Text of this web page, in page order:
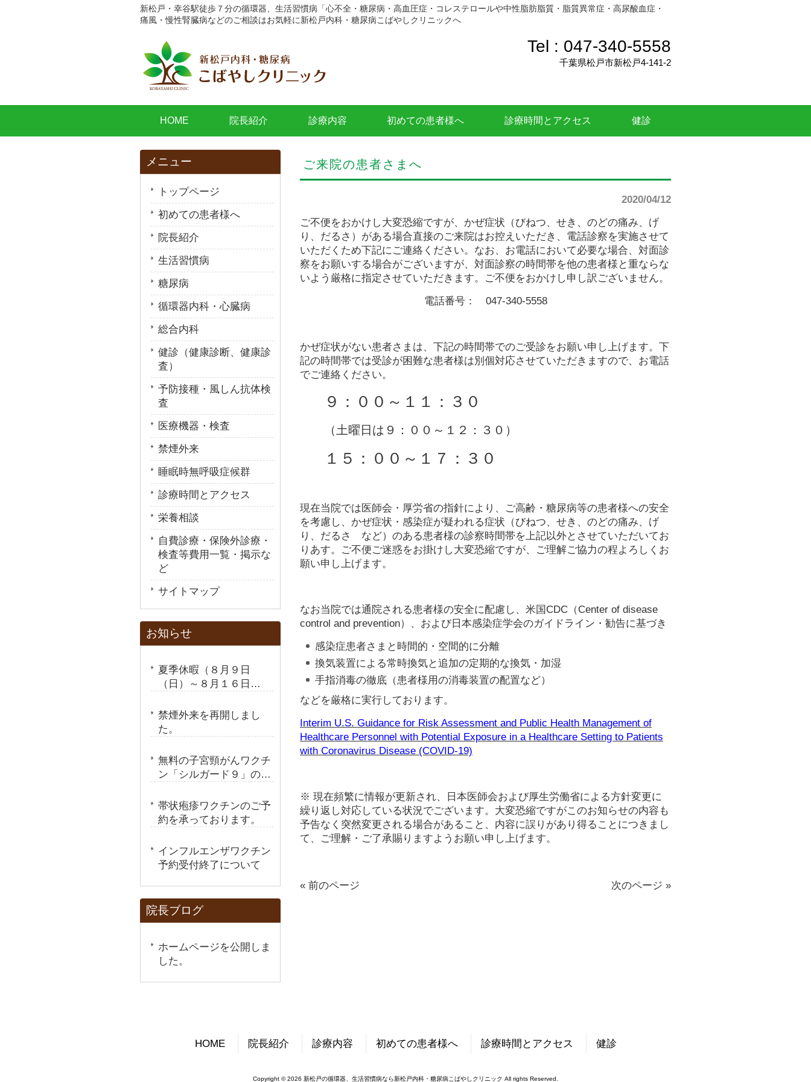
新松戸・幸谷駅徒歩７分の循環器、生活習慣病「心不全・糖尿病・高血圧症・コレステロールや中性脂肪脂質・脂質異常症・高尿酸血症・
痛風・慢性腎臓病などのご相談はお気軽に新松戸内科・糖尿病こばやしクリニックへ
Tel : 047-340-5558
千葉県松戸市新松戸4-141-2
HOME 院長紹介 診療内容 初めての患者様へ 診療時間とアクセス 健診
ご来院の患者さまへ
2020/04/12
ご不便をおかけし大変恐縮ですが、かぜ症状（びねつ、せき、のどの痛み、げ
り、だるさ）がある場合直接のご来院はお控えいただき、電話診察を実施させて
いただくため下記にご連絡ください。なお、お電話において必要な場合、対面診
察をお願いする場合がございますが、対面診察の時間帯を他の患者様と重ならな
いよう厳格に指定させていただきます。ご不便をおかけし申し訳ございません。
電話番号： 047-340-5558
かぜ症状がない患者さまは、下記の時間帯でのご受診をお願い申し上げます。下
記の時間帯では受診が困難な患者様は別個対応させていただきますので、お電話
でご連絡ください。
９：００～１１：３０
（土曜日は９：００～１２：３０）
１５：００～１７：３０
現在当院では医師会・厚労省の指針により、ご高齢・糖尿病等の患者様への安全
を考慮し、かぜ症状・感染症が疑われる症状（びねつ、せき、のどの痛み、げ
り、だるさ など）のある患者様の診察時間帯を上記以外とさせていただいてお
りあす。ご不便ご迷惑をお掛けし大変恐縮ですが、ご理解ご協力の程よろしくお
願い申し上げます。
なお当院では通院される患者様の安全に配慮し、米国CDC（Center of disease
control and prevention）、および日本感染症学会のガイドライン・勧告に基づき
感染症患者さまと時間的・空間的に分離
換気装置による常時換気と追加の定期的な換気・加湿
手指消毒の徹底（患者様用の消毒装置の配置など）
などを厳格に実行しております。
Interim U.S. Guidance for Risk Assessment and Public Health Management of
Healthcare Personnel with Potential Exposure in a Healthcare Setting to Patients
with Coronavirus Disease (COVID-19)
※ 現在頻繁に情報が更新され、日本医師会および厚生労働省による方針変更に
繰り返し対応している状況でございます。大変恐縮ですがこのお知らせの内容も
予告なく突然変更される場合があること、内容に誤りがあり得ることにつきまし
て、ご理解・ご了承賜りますようお願い申し上げます。
« 前のページ 次のページ »
メニュー
トップページ
初めての患者様へ
院長紹介
生活習慣病
糖尿病
循環器内科・心臓病
総合内科
健診（健康診断、健康診
査）
予防接種・風しん抗体検
査
医療機器・検査
禁煙外来
睡眠時無呼吸症候群
診療時間とアクセス
栄養相談
自費診療・保険外診療・
検査等費用一覧・掲示な
ど
サイトマップ
お知らせ
夏季休暇（８月９日
（日）～８月１６日
禁煙外来を再開しまし
た。
無料の子宮頸がんワクチ
ン「シルガード９」の定
す。
帯状疱疹ワクチンのご予
約を承っております。
インフルエンザワクチン
予約受付終了について
院長ブログ
ホームページを公開しま
した。
HOME 院長紹介 診療内容 初めての患者様へ 診療時間とアクセス 健診
Copyright © 2026 新松戸の循環器、生活習慣病なら新松戸内科・糖尿病こばやしクリニック All rights Reserved.